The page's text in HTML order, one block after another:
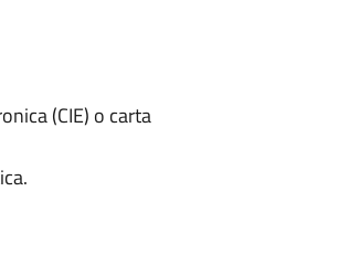
(CIE) o carta